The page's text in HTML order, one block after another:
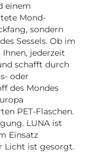
einem
Mond-
sondern
Sessels. Ob im
jederzeit
schafft durch
oder
des Mondes
PET-Flaschen.
LUNA ist
Einsatz
Licht ist gesorgt.